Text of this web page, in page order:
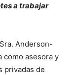
a trabajar
Anderson-
como asesora y
privadas de